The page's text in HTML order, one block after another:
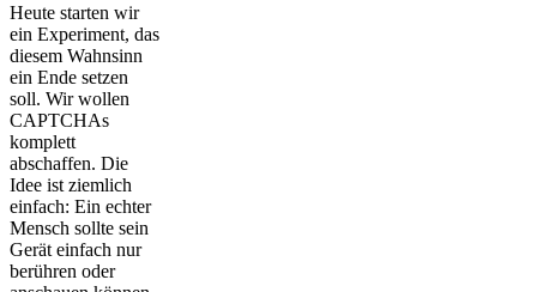
Heute starten wir
ein Experiment, das
diesem Wahnsinn
ein Ende setzen
soll. Wir wollen
CAPTCHAs
komplett
abschaffen. Die
Idee ist ziemlich
einfach: Ein echter
Mensch sollte sein
Gerät einfach nur
berühren oder